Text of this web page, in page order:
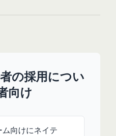
の採用につい
向け
向けにネイテ